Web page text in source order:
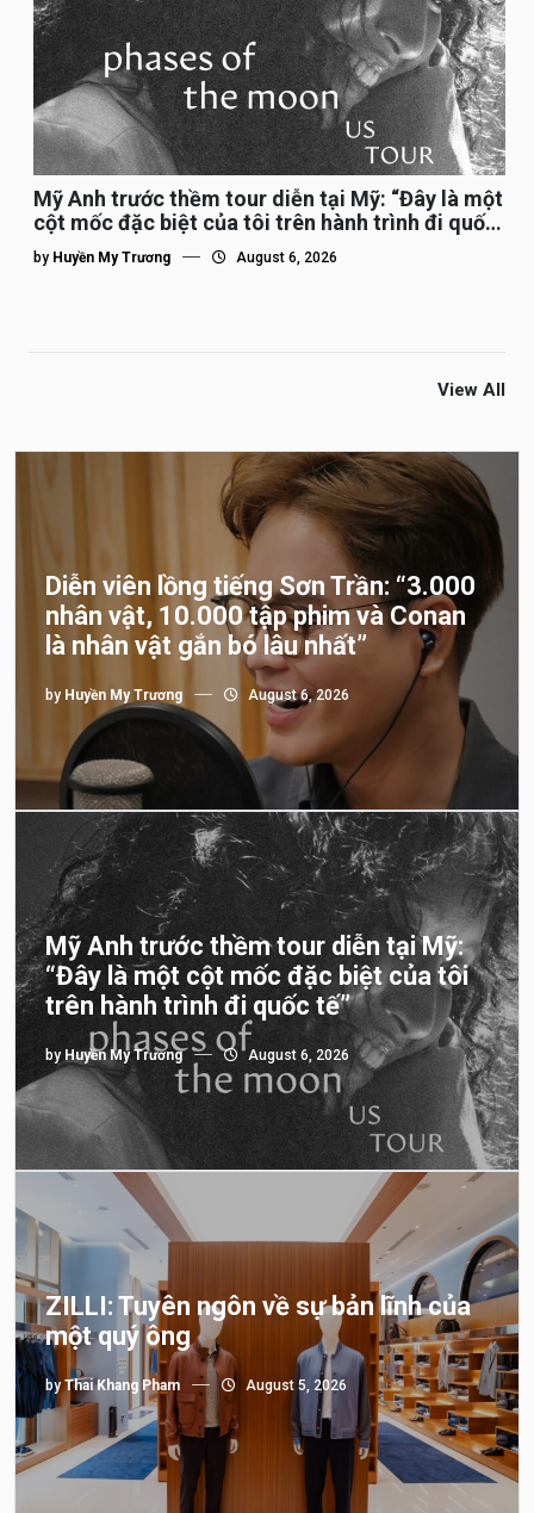
Mỹ Anh trước thềm tour diễn tại Mỹ: “Đây là một
cột mốc đặc biệt của tôi trên hành trình đi quốc
tế”
by Huyền My Trương August 6, 2026
View All
Diễn viên lồng tiếng Sơn Trần: “3.000
nhân vật, 10.000 tập phim và Conan
là nhân vật gắn bó lâu nhất”
by Huyền My Trương August 6, 2026
Mỹ Anh trước thềm tour diễn tại Mỹ:
“Đây là một cột mốc đặc biệt của tôi
trên hành trình đi quốc tế”
by Huyền My Trương August 6, 2026
ZILLI: Tuyên ngôn về sự bản lĩnh của
một quý ông
by Thai Khang Pham August 5, 2026